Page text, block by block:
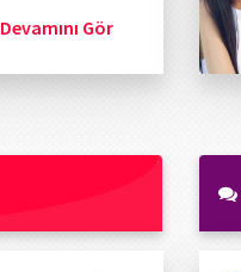
Devamını Gör